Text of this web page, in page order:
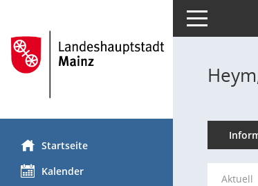
Startseite
Kalender
Toggle
Aktuell